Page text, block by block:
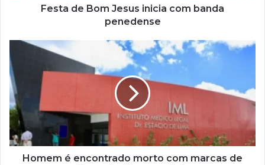
Festa de Bom Jesus inicia com banda
penedense
Homem é encontrado morto com marcas de